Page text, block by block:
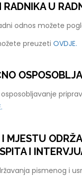
U
odnos možete
preuzeti OVDJE.
MJESTU
I
pismenog i